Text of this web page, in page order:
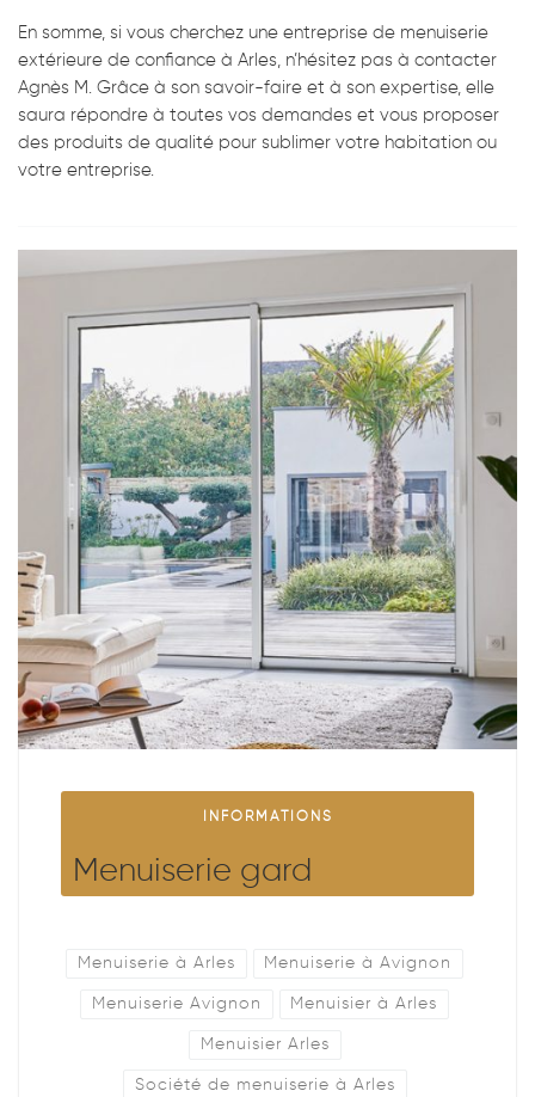
En somme, si vous cherchez une entreprise de menuiserie
extérieure de confiance à Arles, n’hésitez pas à contacter
Agnès M. Grâce à son savoir-faire et à son expertise, elle
saura répondre à toutes vos demandes et vous proposer
des produits de qualité pour sublimer votre habitation ou
votre entreprise.
INFORMATIONS
Menuiserie gard
Menuiserie à Arles Menuiserie à Avignon
Menuiserie Avignon Menuisier à Arles
Menuisier Arles
Société de menuiserie à Arles